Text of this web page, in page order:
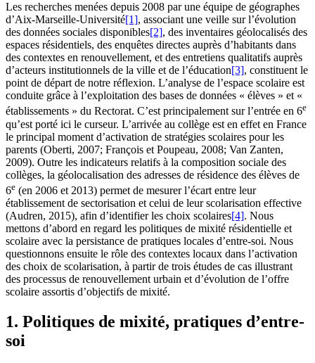
Les recherches menées depuis 2008 par une équipe de géographes
d’Aix-Marseille-Université[1], associant une veille sur l’évolution
des données sociales disponibles[2], des inventaires géolocalisés des
espaces résidentiels, des enquêtes directes auprès d’habitants dans
des contextes en renouvellement, et des entretiens qualitatifs auprès
d’acteurs institutionnels de la ville et de l’éducation[3], constituent le
point de départ de notre réflexion. L’analyse de l’espace scolaire est
conduite grâce à l’exploitation des bases de données « élèves » et «
établissements » du Rectorat. C’est principalement sur l’entrée en 6e
qu’est porté ici le curseur. L’arrivée au collège est en effet en France
le principal moment d’activation de stratégies scolaires pour les
parents (Oberti, 2007; François et Poupeau, 2008; Van Zanten,
2009). Outre les indicateurs relatifs à la composition sociale des
collèges, la géolocalisation des adresses de résidence des élèves de
6e (en 2006 et 2013) permet de mesurer l’écart entre leur
établissement de sectorisation et celui de leur scolarisation effective
(Audren, 2015), afin d’identifier les choix scolaires[4]. Nous
mettons d’abord en regard les politiques de mixité résidentielle et
scolaire avec la persistance de pratiques locales d’entre-soi. Nous
questionnons ensuite le rôle des contextes locaux dans l’activation
des choix de scolarisation, à partir de trois études de cas illustrant
des processus de renouvellement urbain et d’évolution de l’offre
scolaire assortis d’objectifs de mixité.
1. Politiques de mixité, pratiques d’entre-
soi